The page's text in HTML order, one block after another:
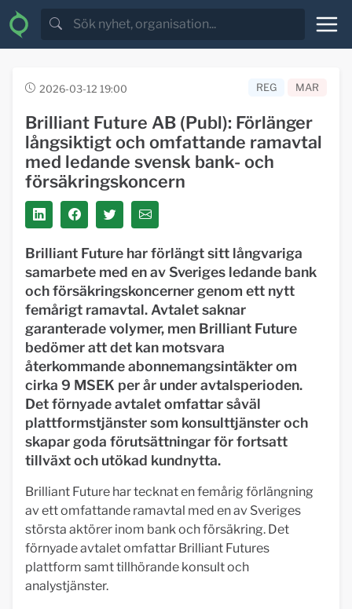
2026-03-12 19:00 REG MAR
Brilliant Future AB (Publ): Förlänger
långsiktigt och omfattande ramavtal
med ledande svensk bank- och
försäkringskoncern
Brilliant Future har förlängt sitt långvariga
samarbete med en av Sveriges ledande bank
och försäkringskoncerner genom ett nytt
femårigt ramavtal. Avtalet saknar
garanterade volymer, men Brilliant Future
bedömer att det kan motsvara
återkommande abonnemangsintäkter om
cirka 9 MSEK per år under avtalsperioden.
Det förnyade avtalet omfattar såväl
plattformstjänster som konsulttjänster och
skapar goda förutsättningar för fortsatt
tillväxt och utökad kundnytta.
Brilliant Future har tecknat en femårig förlängning
av ett omfattande ramavtal med en av Sveriges
största aktörer inom bank och försäkring. Det
förnyade avtalet omfattar Brilliant Futures
plattform samt tillhörande konsult och
analystjänster.